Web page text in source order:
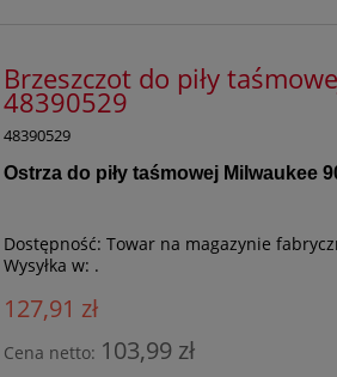
Brzeszczot do piły
48390529
48390529
Ostrza do piły taśmowej Milwaukee
Dostępność: Towar na magazynie
Wysyłka w: .
127,91 zł
Cena netto: 103,99 zł